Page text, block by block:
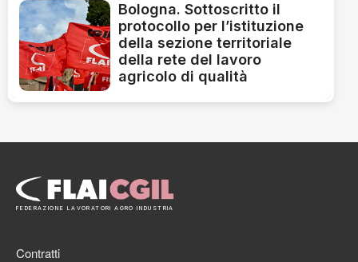
Bologna. Sottoscritto il
protocollo per l’istituzione
della sezione territoriale
della rete del lavoro
agricolo di qualità
FEDERAZIONE LAVORATORI AGRO INDUSTRIA
Contratti